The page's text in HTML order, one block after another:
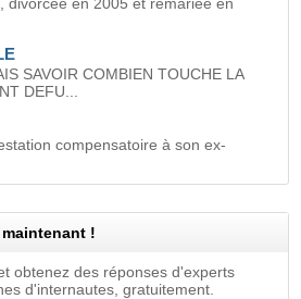
SAVOIR COMBIEN TOUCHE LA
DEFU...
compensatoire à son ex-
!
obtenez des réponses d'experts
d'internautes, gratuitement.